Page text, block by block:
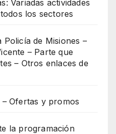
Variadas actividades
los sectores
Policía de Misiones –
– Parte que
– Otros enlaces de
Ofertas y promos
la programación